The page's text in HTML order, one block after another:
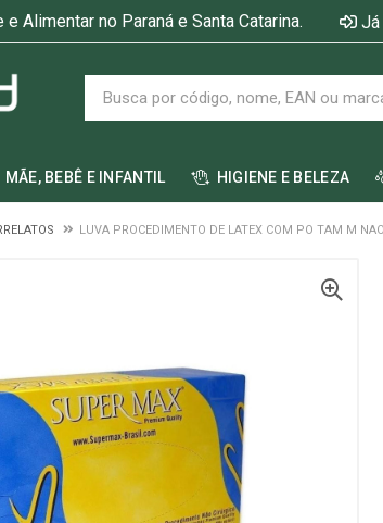
Alimentar no Paraná e Santa Catarina. Já
MÃE, BEBÊ E INFANTIL HIGIENE E BELEZA
LUVA PROCEDIMENTO DE LATEX COM PO TAM M